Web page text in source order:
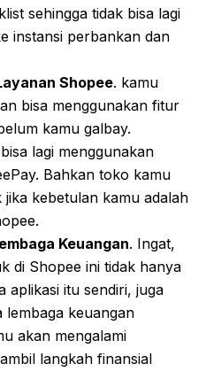
sehingga tidak bisa lagi
instansi perbankan dan
Shopee. kamu
bisa menggunakan fitur
kamu galbay.
lagi menggunakan
Bahkan toko kamu
kebetulan kamu adalah
Keuangan. Ingat,
di Shopee ini tidak hanya
aplikasi itu sendiri, juga
lembaga keuangan
akan mengalami
langkah finansial